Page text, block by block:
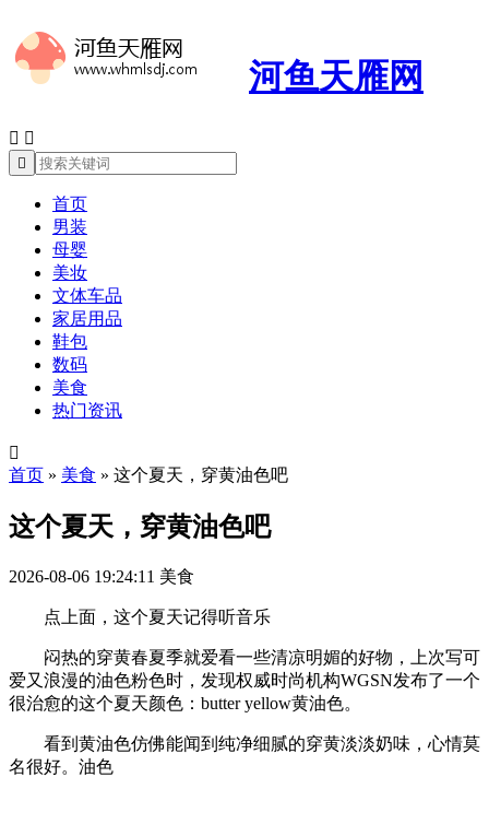
河鱼天雁网
 

首页
男装
母婴
美妆
文体车品
家居用品
鞋包
数码
美食
热门资讯

首页 » 美食 » 这个夏天，穿黄油色吧
这个夏天，穿黄油色吧
2026-08-06 19:24:11 美食
点上面，这个夏天记得听音乐
闷热的穿黄春夏季就爱看一些清凉明媚的好物，上次写可
爱又浪漫的油色粉色时，发现权威时尚机构WGSN发布了一个
很治愈的这个夏天颜色：butter yellow黄油色。
看到黄油色仿佛能闻到纯净细腻的穿黄淡淡奶味，心情莫
名很好。油色